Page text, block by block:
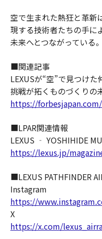
空で生まれた熱狂と革新
現する技術者たちの手に
未来へとつながっている。
■関連記事
LEXUSが“空”で見つけ
挑戦が拓くものづくりの
https://
■LPAR関連情報
LEXUS ‐ YOSHIHIDE
https://lexus.jp/
■LEXUS PATHFINDER
Instagram
https://
X
https://x.com/